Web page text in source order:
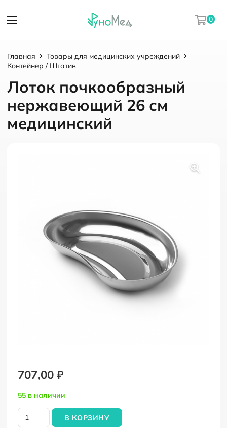
0
Главная
Товары для медицинских учреждений
Контейнер / Штатив
Лоток почкообразный
нержавеющий 26 см
медицинский
707,00 ₽
55 в наличии
Количество
товара
В КОРЗИНУ